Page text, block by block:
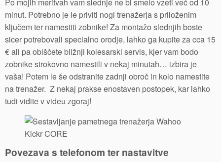
minut. Potrebno je le priviti nogi trenažerja s priloženim
ključem ter namestiti zobnike! Za montažo slednjih boste
sicer potrebovali specialno orodje, lahko ga kupite za cca 15
€ ali pa obiščete bližnji kolesarski servis, kjer vam bodo
zobnike strokovno namestili v nekaj minutah… izbira je
vaša! Potem le še odstranite zadnji obroč in kolo namestite
na trenažer. Z nekaj prakse enostaven postopek, kar lahko
tudi vidite v videu zgoraj!
Povezava s telefonom ter nastavitve